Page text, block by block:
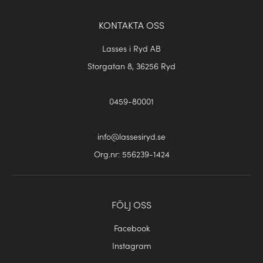
KONTAKTA OSS
Lasses i Ryd AB
Storgatan 8, 36256 Ryd
0459-80001
info@lassesiryd.se
Org.nr: 556239-1424
FÖLJ OSS
Facebook
Instagram